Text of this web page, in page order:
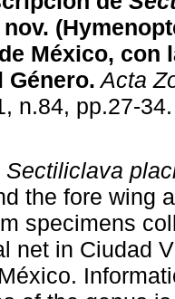
México, con
Género. Acta
n.84, pp.27-
Sectiliclava
the fore wing
specimens
net in Ciudad